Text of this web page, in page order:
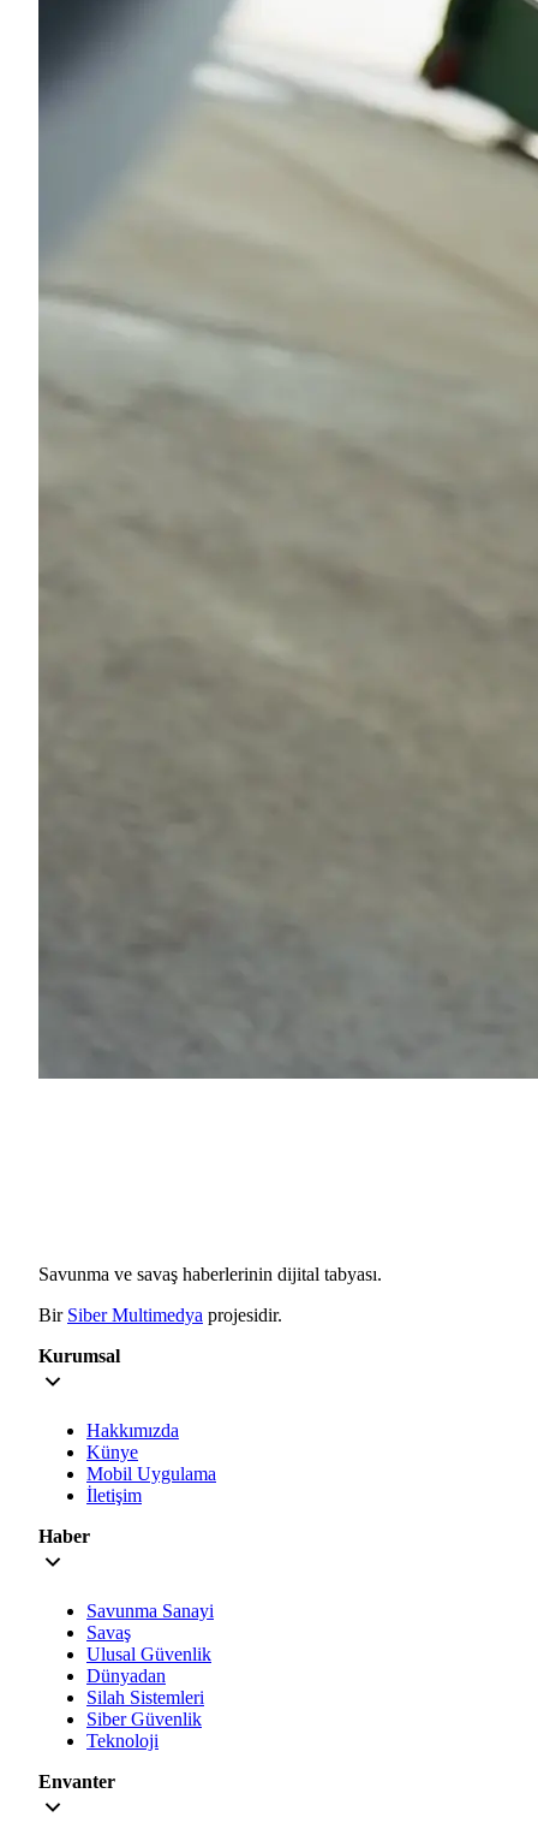
Savunma ve savaş haberlerinin dijital tabyası.
Bir Siber Multimedya projesidir.
Kurumsal
Hakkımızda
Künye
Mobil Uygulama
İletişim
Haber
Savunma Sanayi
Savaş
Ulusal Güvenlik
Dünyadan
Silah Sistemleri
Siber Güvenlik
Teknoloji
Envanter